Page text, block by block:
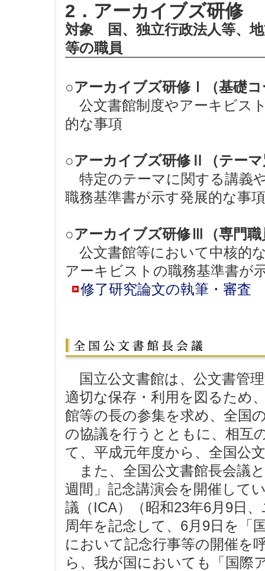
2．アーカイブズ研修
対象 国、独立行政法人等、
等の職員
○アーカイブズ研修Ⅰ（基礎コ
公文書館制度やアーキビス
的な事項
○アーカイブズ研修Ⅱ（テー
特定のテーマに関する講義
職務基準書が示す発展的な事項
○アーカイブズ研修Ⅲ（専門職
公文書館等において中核的
アーキビストの職務基準書が
修了研究論文の執筆・審査
国立公文書館は、公文書管
適切な保存・利用を図るため
館等の長の参集を求め、全国
の協議を行うとともに、相互
て、平成元年度から、全国公
また、全国公文書館長会議
週間」記念講演会を開催して
議（ICA）（昭和23年6月9日
周年を記念して、6月9日を「
において記念行事等の開催を
ら、我が国においても「国際